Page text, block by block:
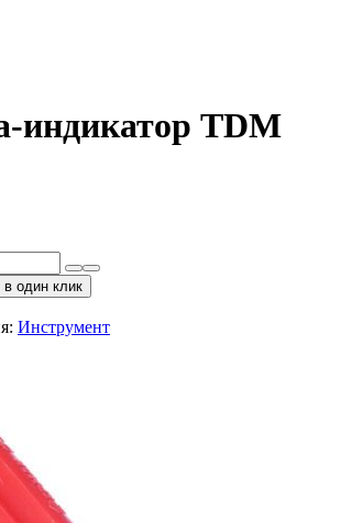
индикатор TDM
в один клик
Инструмент